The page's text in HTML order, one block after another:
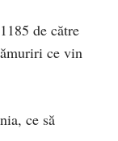
de către
ce vin
ce să